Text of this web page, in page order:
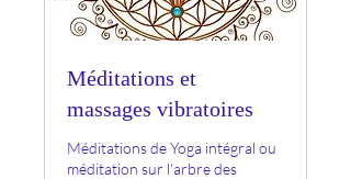
Méditations et
massages vibratoires
Méditations de Yoga intégral ou
méditation sur l'arbre des